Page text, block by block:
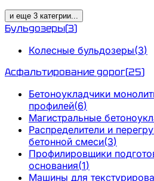
и еще 3 категрии...
Бульдозеры(3)
Колесные бульдозеры(3)
Асфальтирование дорог(25)
Бетоноукладчики
профилей(6)
Магистральные
Распределители и
бетонной смеси(3)
Профилировщики
основания(1)
Машины для